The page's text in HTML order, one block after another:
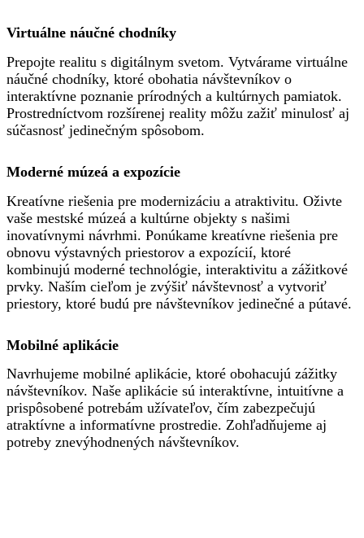
Virtuálne náučné chodníky
Prepojte realitu s digitálnym svetom. Vytvárame virtuálne
náučné chodníky, ktoré obohatia návštevníkov o
interaktívne poznanie prírodných a kultúrnych pamiatok.
Prostredníctvom rozšírenej reality môžu zažiť minulosť aj
súčasnosť jedinečným spôsobom.
Moderné múzeá a expozície
Kreatívne riešenia pre modernizáciu a atraktivitu. Oživte
vaše mestské múzeá a kultúrne objekty s našimi
inovatívnymi návrhmi. Ponúkame kreatívne riešenia pre
obnovu výstavných priestorov a expozícií, ktoré
kombinujú moderné technológie, interaktivitu a zážitkové
prvky. Naším cieľom je zvýšiť návštevnosť a vytvoriť
priestory, ktoré budú pre návštevníkov jedinečné a pútavé.
Mobilné aplikácie
Navrhujeme mobilné aplikácie, ktoré obohacujú zážitky
návštevníkov. Naše aplikácie sú interaktívne, intuitívne a
prispôsobené potrebám užívateľov, čím zabezpečujú
atraktívne a informatívne prostredie. Zohľadňujeme aj
potreby znevýhodnených návštevníkov.